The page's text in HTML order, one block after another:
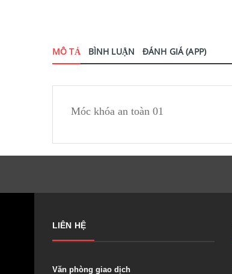
MÔ TẢ BÌNH LUẬN ĐÁNH GIÁ (APP)
Móc khóa an toàn 01
LIÊN HỆ
Văn phòng giao dịch